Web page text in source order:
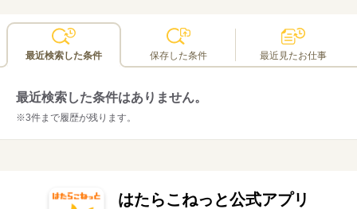
最近検索した条件 保存した条件 最近見たお仕事
最近検索した条件はありません。
※3件まで履歴が残ります。
はたらこねっと公式アプリ